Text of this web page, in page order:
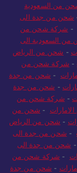
من السعودية
شحن من جدة الى
- شركة شحن من
السعودية الى
- شحن من الرياض
- شركة شحن من
- شحن من جدة
- شحن من جدة
- شركة شحن من
- شحن من
- شحن من الرياض
- شحن من جدة الى
- شحن من جدة الى
- شركة شحن من
- شحن من جدة